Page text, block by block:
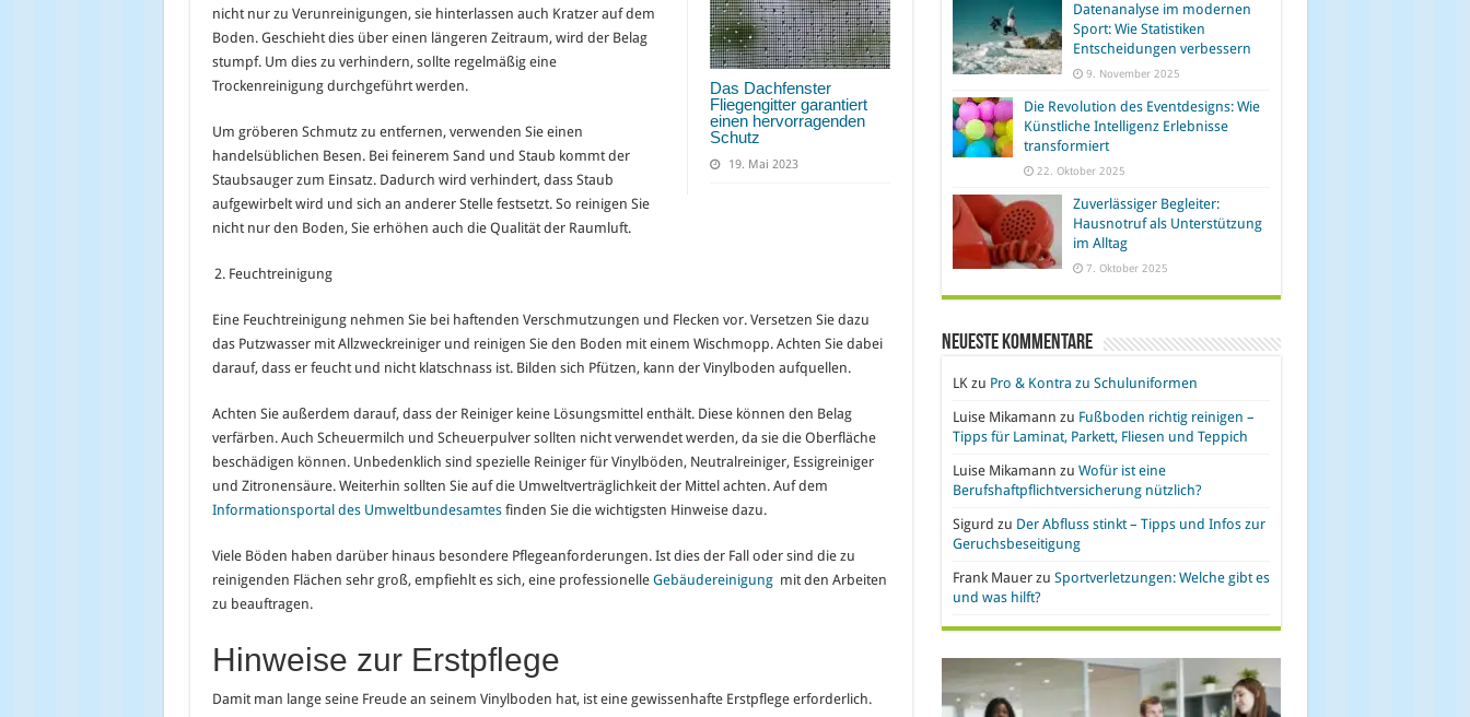
Das Dachfenster
Fliegengitter garantiert
einen hervorragenden
Schutz
19. Mai 2023
nicht nur zu Verunreinigungen, sie hinterlassen auch Kratzer auf dem
Boden. Geschieht dies über einen längeren Zeitraum, wird der Belag
stumpf. Um dies zu verhindern, sollte regelmäßig eine
Trockenreinigung durchgeführt werden.
Um gröberen Schmutz zu entfernen, verwenden Sie einen
handelsüblichen Besen. Bei feinerem Sand und Staub kommt der
Staubsauger zum Einsatz. Dadurch wird verhindert, dass Staub
aufgewirbelt wird und sich an anderer Stelle festsetzt. So reinigen Sie
nicht nur den Boden, Sie erhöhen auch die Qualität der Raumluft.
Feuchtreinigung
Eine Feuchtreinigung nehmen Sie bei haftenden Verschmutzungen und Flecken vor. Versetzen Sie dazu
das Putzwasser mit Allzweckreiniger und reinigen Sie den Boden mit einem Wischmopp. Achten Sie dabei
darauf, dass er feucht und nicht klatschnass ist. Bilden sich Pfützen, kann der Vinylboden aufquellen.
Achten Sie außerdem darauf, dass der Reiniger keine Lösungsmittel enthält. Diese können den Belag
verfärben. Auch Scheuermilch und Scheuerpulver sollten nicht verwendet werden, da sie die Oberfläche
beschädigen können. Unbedenklich sind spezielle Reiniger für Vinylböden, Neutralreiniger, Essigreiniger
und Zitronensäure. Weiterhin sollten Sie auf die Umweltverträglichkeit der Mittel achten. Auf dem
Informationsportal des Umweltbundesamtesfinden Sie die wichtigsten Hinweise dazu.
Viele Böden haben darüber hinaus besondere Pflegeanforderungen. Ist dies der Fall oder sind die zu
reinigenden Flächen sehr groß, empfiehlt es sich, eine professionelle Gebäudereinigungmit den Arbeiten
zu beauftragen.
Hinweise zur Erstpflege
Damit man lange seine Freude an seinem Vinylboden hat, ist eine gewissenhafte Erstpflege erforderlich.
Datenanalyse im modernen
Sport: Wie Statistiken
Entscheidungen verbessern
9. November 2025
Die Revolution des Eventdesigns: Wie
Künstliche Intelligenz Erlebnisse
transformiert
22. Oktober 2025
Zuverlässiger Begleiter:
Hausnotruf als Unterstützung
im Alltag
7. Oktober 2025
Neueste Kommentare
LKzu Pro & Kontra zu Schuluniformen
Luise Mikamann zu Fußboden richtig reinigen –
Tipps für Laminat, Parkett, Fliesen und Teppich
Luise Mikamann zu Wofür ist eine
Berufshaftpflichtversicherung nützlich?
Sigurd zu Der Abfluss stinkt – Tipps und Infos zur
Geruchsbeseitigung
Frank Mauerzu Sportverletzungen: Welche gibt es
und was hilft?